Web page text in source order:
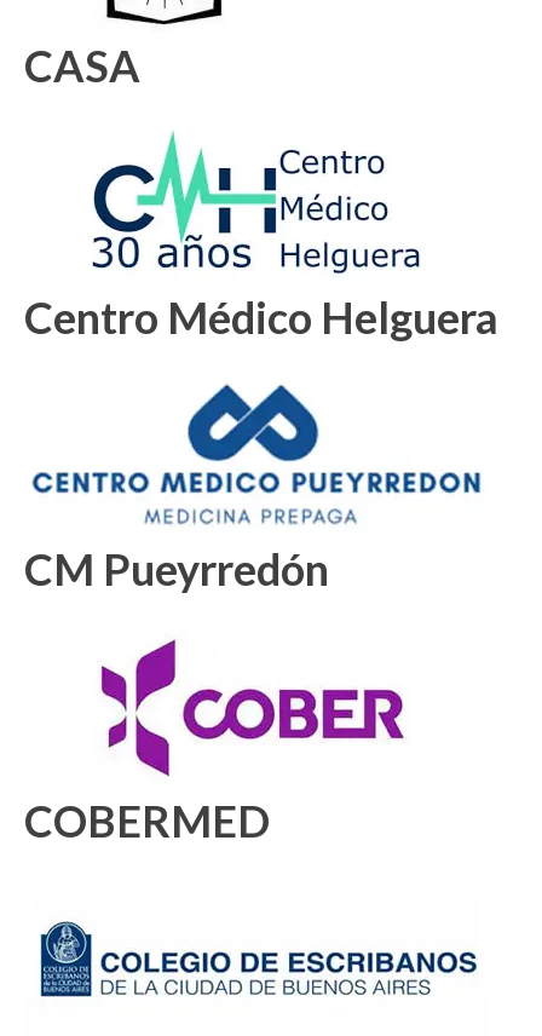
CASA
Centro Médico Helguera
CM Pueyrredón
COBERMED